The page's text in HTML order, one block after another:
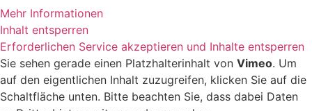
Mehr Informationen
Inhalt entsperren
Erforderlichen Service akzeptieren und Inhalte entsperren
Sie sehen gerade einen Platzhalterinhalt von Vimeo. Um
auf den eigentlichen Inhalt zuzugreifen, klicken Sie auf die
Schaltfläche unten. Bitte beachten Sie, dass dabei Daten